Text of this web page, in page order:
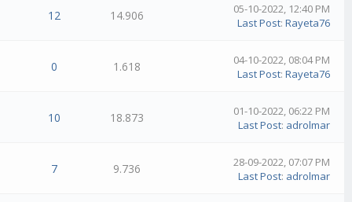
12 14.906
05-10-2022, 12:40 PM
Last Post:Rayeta76
0 1.618
04-10-2022, 08:04 PM
Last Post:Rayeta76
10 18.873
01-10-2022, 06:22 PM
Last Post: adrolmar
7 9.736
28-09-2022, 07:07 PM
Last Post: adrolmar